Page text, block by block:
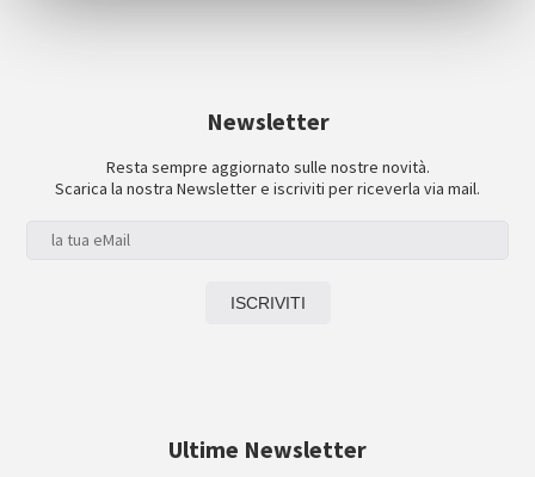
Newsletter
Resta sempre aggiornato sulle nostre novità.
Scarica la nostra Newsletter e iscriviti per riceverla via mail.
Ultime Newsletter